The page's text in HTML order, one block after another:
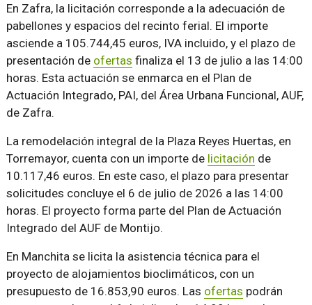
En Zafra, la licitación corresponde a la adecuación de
pabellones y espacios del recinto ferial. El importe
asciende a 105.744,45 euros, IVA incluido, y el plazo de
presentación de ofertas finaliza el 13 de julio a las 14:00
horas. Esta actuación se enmarca en el Plan de
Actuación Integrado, PAI, del Área Urbana Funcional, AUF,
de Zafra.
La remodelación integral de la Plaza Reyes Huertas, en
Torremayor, cuenta con un importe de licitación de
10.117,46 euros. En este caso, el plazo para presentar
solicitudes concluye el 6 de julio de 2026 a las 14:00
horas. El proyecto forma parte del Plan de Actuación
Integrado del AUF de Montijo.
En Manchita se licita la asistencia técnica para el
proyecto de alojamientos bioclimáticos, con un
presupuesto de 16.853,90 euros. Las ofertas podrán